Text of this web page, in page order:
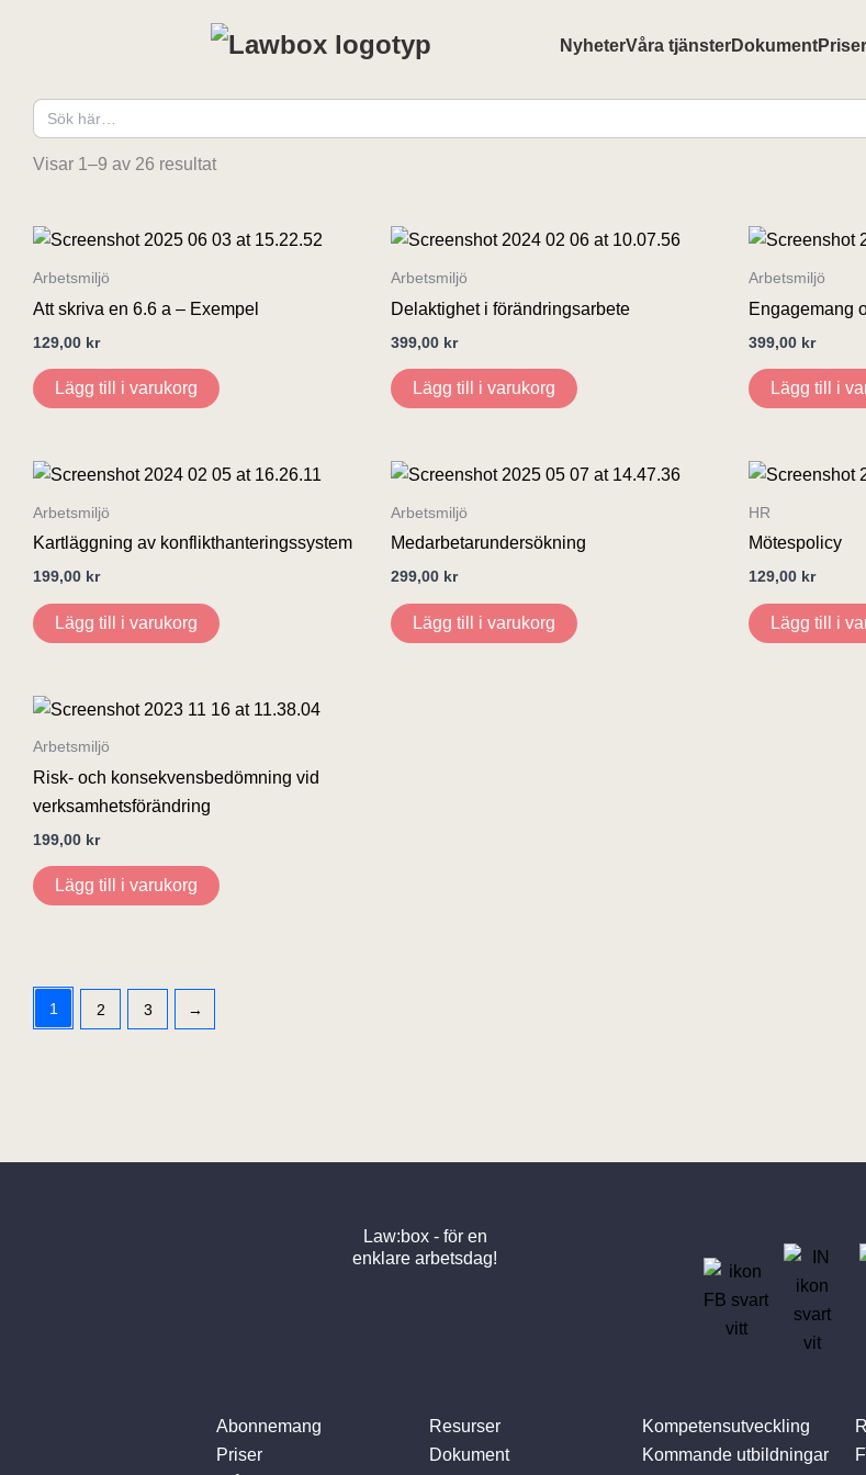
NyheterVåra tjänsterDokumentPriser
Sök
efter:
Visar 1–9 av 26 resultat
Arbetsmiljö
Att skriva en 6.6 a – Exempel
129,00 kr
Lägg till i varukorg
Arbetsmiljö
Delaktighet i förändringsarbete
399,00 kr
Lägg till i varukorg
Arbetsmiljö
Engagemang
399,00 kr
Lägg till i
Arbetsmiljö
Kartläggning av konflikthanteringssystem
199,00 kr
Lägg till i varukorg
Arbetsmiljö
Medarbetarundersökning
299,00 kr
Lägg till i varukorg
HR
Mötespolicy
129,00 kr
Lägg till i
Arbetsmiljö
Risk- och konsekvensbedömning vid
verksamhetsförändring
199,00 kr
Lägg till i varukorg
1 2 3 →
Law:box - för en
enklare arbetsdag!
Abonnemang
Priser
Resurser
Dokument
Kompetensutveckling
Kommande utbildningar